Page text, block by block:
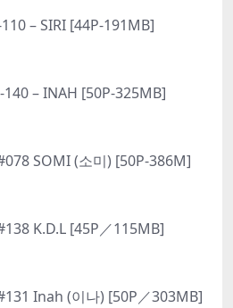
110 – SIRI [44P-191MB]
140 – INAH [50P-325MB]
SOMI (소미) [50P-386M]
K.D.L [45P／115MB]
Inah (이나) [50P／303MB]